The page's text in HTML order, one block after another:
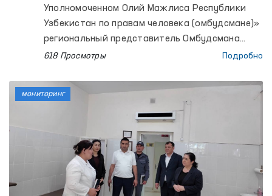
человека
Уполномоченном Олий Мажлиса Республики
Узбекистан по правам человека (омбудсмане)»
региональный представитель Омбудсмана
ежегодно, по согласованию с Омбудсманом,
свобод и законных интересов человека на
соответствующей территории в Жокаргы
Кенес Республики Каракалпакстан, а также в
Кенгаши народных депутатов областей и
города Ташкента.
618 Просмотры Подробно
мониторинг